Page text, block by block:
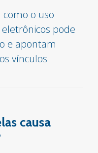
como o uso
eletrônicos pode
e apontam
vínculos
causa